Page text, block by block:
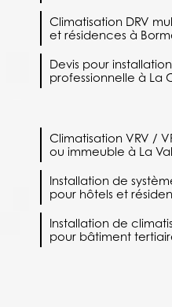
Climatisation DRV
et résidences à
Devis pour
professionnelle à La
Climatisation VRV /
ou immeuble à La
Installation de
pour hôtels et
Installation de
pour bâtiment